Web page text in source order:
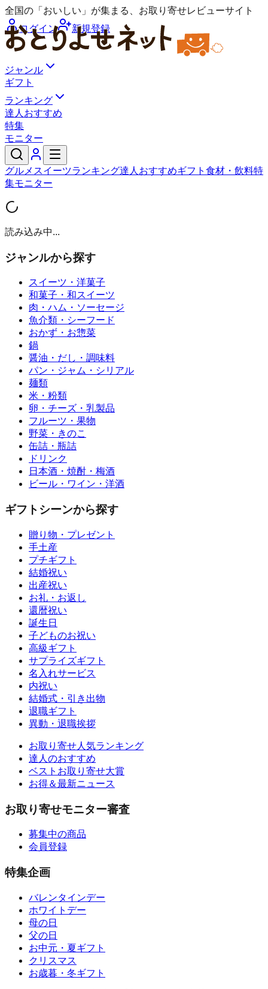
全国の「おいしい」が集まる、お取り寄せレビューサイト
ログイン
新規登録
ジャンル
ギフト
ランキング
達人おすすめ
特集
モニター
グルメ スイーツランキング達人おすすめギフト 食材・飲料特
集モニター
読み込み中...
ジャンルから探す
スイーツ・洋菓子
和菓子・和スイーツ
肉・ハム・ソーセージ
魚介類・シーフード
おかず・お惣菜
鍋
醤油・だし・調味料
パン・ジャム・シリアル
麺類
米・粉類
卵・チーズ・乳製品
フルーツ・果物
野菜・きのこ
缶詰・瓶詰
ドリンク
日本酒・焼酎・梅酒
ビール・ワイン・洋酒
ギフトシーンから探す
贈り物・プレゼント
手土産
プチギフト
結婚祝い
出産祝い
お礼・お返し
還暦祝い
誕生日
子どものお祝い
高級ギフト
サプライズギフト
名入れサービス
内祝い
結婚式・引き出物
退職ギフト
異動・退職挨拶
お取り寄せ人気ランキング
達人のおすすめ
ベストお取り寄せ大賞
お得＆最新ニュース
お取り寄せモニター審査
募集中の商品
会員登録
特集企画
バレンタインデー
ホワイトデー
母の日
父の日
お中元・夏ギフト
クリスマス
お歳暮・冬ギフト